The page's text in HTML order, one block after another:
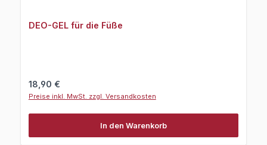
DEO-GEL für die Füße
Regulärer Preis:
18,90 €
Preise inkl. MwSt. zzgl. Versandkosten
In den Warenkorb